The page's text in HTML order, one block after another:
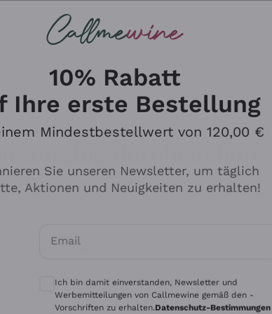
Tenuta San Leonardo
Alessandra Divella
Für
10% Rabatt
Ihre erste Bestellung
Mindestbestellwert von 120,00 €
Sie unseren Newsletter, um täglich
Aktionen und Neuigkeiten zu erhalten!
Email
Optionale Einwilligungen zum Erhalt von
Ich bin damit einverstanden, Newsletter und
Werbemitteilungen von Callmewine gemäß den -
Vorschriften zu erhalten.Datenschutz-Bestimmungen